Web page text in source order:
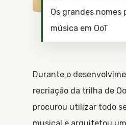
Os grandes nomes
música em OoT
Durante o
recriação da trilha de
procurou utilizar todo
musical e arquitetou